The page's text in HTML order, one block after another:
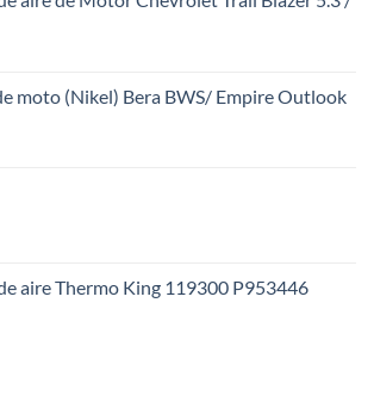
moto (Nikel) Bera BWS/ Empire Outlook
aire Thermo King 119300 P953446